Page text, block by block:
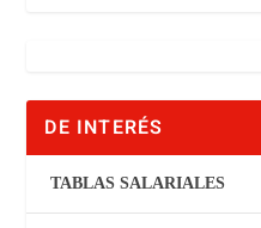
DE INTERÉS
TABLAS SALARIALES